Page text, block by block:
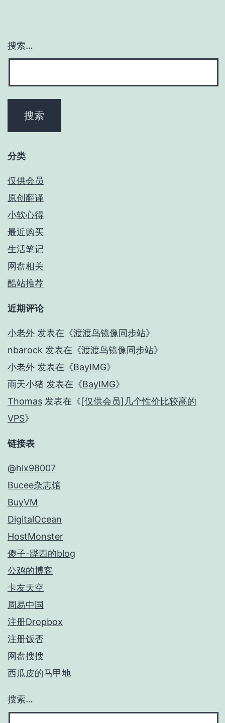
搜索…
分类
仅供会员
原创翻译
小软心得
最近购买
生活笔记
网盘相关
酷站推荐
近期评论
小老外 发表在《渡渡鸟镜像同步站》
nbarock 发表在《渡渡鸟镜像同步站》
小老外 发表在《BayIMG》
雨天小猪 发表在《BayIMG》
Thomas 发表在《[仅供会员]几个性价比较高的
VPS》
链接表
@hlx98007
Bucee杂志馆
BuyVM
DigitalOcean
HostMonster
傻子-跸西的blog
公鸡的博客
卡友天空
周易中国
注册Dropbox
注册饭否
网盘搜搜
西瓜皮的马甲地
搜索…